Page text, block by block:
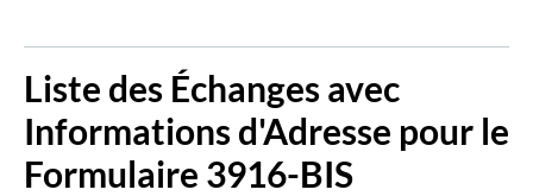
Liste des Échanges avec
Informations d'Adresse pour le
Formulaire 3916-BIS